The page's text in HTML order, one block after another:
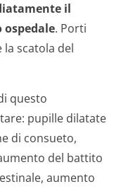
il
. Porti
scatola del
questo
pupille dilatate
di consueto,
del battito
aumento